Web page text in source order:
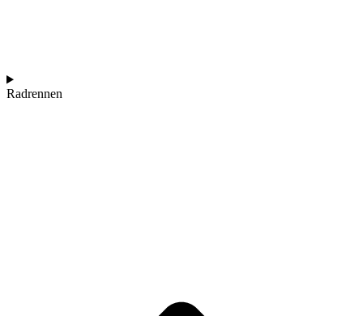
Radrennen